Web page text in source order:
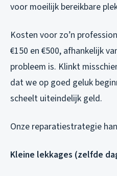
voor moeilijk bereikbare
Kosten voor zo’n
€150 en €500, afhankelijk
probleem is. Klinkt
dat we op goed geluk
scheelt uiteindelijk geld.
Onze reparatiestrategie
Kleine lekkages (zelfde